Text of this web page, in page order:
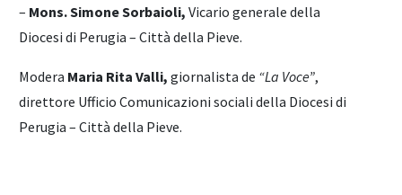
– Mons. Simone Sorbaioli, Vicario generale della
Diocesi di Perugia – Città della Pieve.
Modera Maria Rita Valli,giornalista de “La Voce”,
direttore Ufficio Comunicazioni sociali della Diocesi di
Perugia – Città della Pieve.